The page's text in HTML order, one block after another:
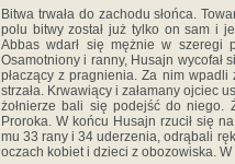
Bitwa trwała do zachodu słońca.
polu bitwy został już tylko on sam i
Abbas wdarł się mężnie w szeregi
Osamotniony i ranny, Husajn wycofał
płaczący z pragnienia. Za nim wpadli
strzała. Krwawiący i załamany ojciec
żołnierze bali się podejść do niego.
Proroka. W końcu Husajn rzucił się
mu 33 rany i 34 uderzenia, odrąbali
oczach kobiet i dzieci z obozowiska. W